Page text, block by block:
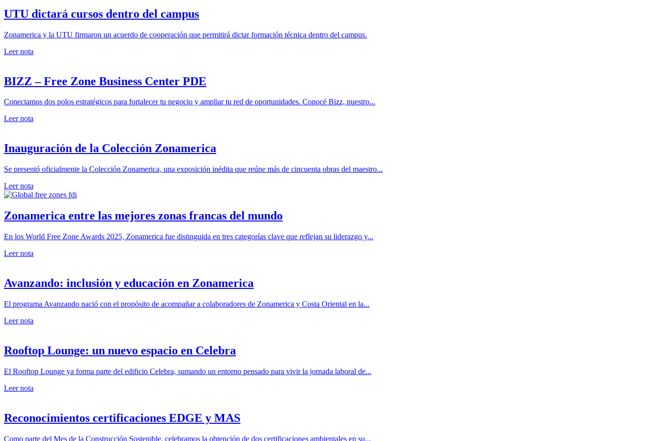
UTU dictará cursos dentro del campus
Zonamerica y la UTU firmaron un acuerdo de cooperación que permitirá dictar formación técnica dentro del campus.
Leer nota
BIZZ – Free Zone Business Center PDE
Conectamos dos polos estratégicos para fortalecer tu negocio y ampliar tu red de oportunidades. Conocé Bizz, nuestro...
Leer nota
Inauguración de la Colección Zonamerica
Se presentó oficialmente la Colección Zonamerica, una exposición inédita que reúne más de cincuenta obras del maestro...
Leer nota
Zonamerica entre las mejores zonas francas del mundo
En los World Free Zone Awards 2025, Zonamerica fue distinguida en tres categorías clave que reflejan su liderazgo y...
Leer nota
Avanzando: inclusión y educación en Zonamerica
El programa Avanzando nació con el propósito de acompañar a colaboradores de Zonamerica y Costa Oriental en la...
Leer nota
Rooftop Lounge: un nuevo espacio en Celebra
El Rooftop Lounge ya forma parte del edificio Celebra, sumando un entorno pensado para vivir la jornada laboral de...
Leer nota
Reconocimientos certificaciones EDGE y MAS
Como parte del Mes de la Construcción Sostenible, celebramos la obtención de dos certificaciones ambientales en su...